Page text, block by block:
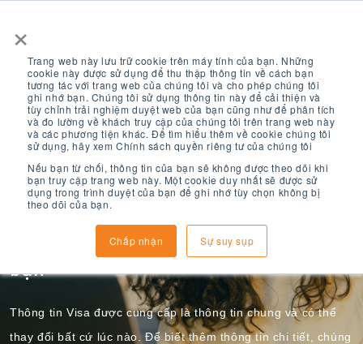
×
Trang web này lưu trữ cookie trên máy tính của bạn. Những
cookie này được sử dụng để thu thập thông tin về cách bạn
tương tác với trang web của chúng tôi và cho phép chúng tôi
ghi nhớ bạn. Chúng tôi sử dụng thông tin này để cải thiện và
tùy chỉnh trải nghiệm duyệt web của bạn cũng như để phân tích
và đo lường về khách truy cập của chúng tôi trên trang web này
và các phương tiện khác. Để tìm hiểu thêm về cookie chúng tôi
sử dụng, hãy xem Chính sách quyền riêng tư của chúng tôi
Nếu bạn từ chối, thông tin của bạn sẽ không được theo dõi khi
bạn truy cập trang web này. Một cookie duy nhất sẽ được sử
dụng trong trình duyệt của bạn để ghi nhớ tùy chọn không bị
theo dõi của bạn.
Chấp nhận Sự suy sụp
Thông tin thị thực
Tìm hiểu loại thị thực bạn sẽ cần và
các bước để xin thị thực du học của
bạn
Thông tin Visa được cung cấp là thông tin chung và có thể
thay đổi bất cứ lúc nào. Để biết thêm thông tin chi tiết, chúng